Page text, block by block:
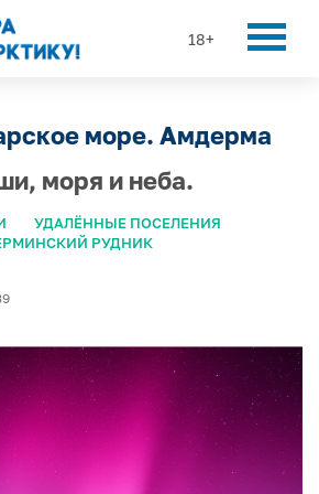
18+
море. Амдерма
моря и неба.
УДАЛЁННЫЕ ПОСЕЛЕНИЯ
РУДНИК